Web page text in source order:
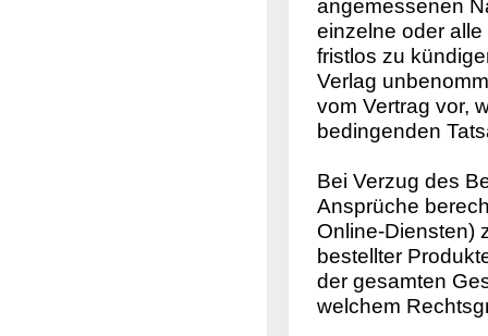
angemessenen
einzelne oder
fristlos zu
Verlag
vom Vertrag vor,
bedingenden
Bei Verzug des
Ansprüche
Online-Diensten)
bestellter
der gesamten
welchem